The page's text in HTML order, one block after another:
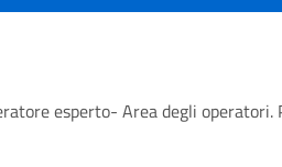
esperto- Area degli operatori.